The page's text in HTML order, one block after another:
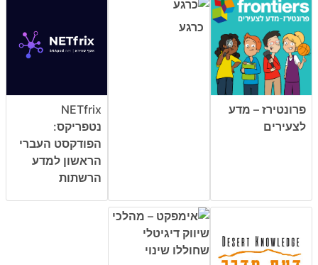
פרונטירז – מדע
לצעירים
כרגע
NETfrix
נטפריקס:
הפודקסט העברי
הראשון למדע
הרשתות